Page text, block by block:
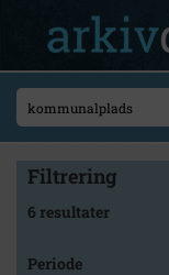
Filtrering
6 resultater
Periode